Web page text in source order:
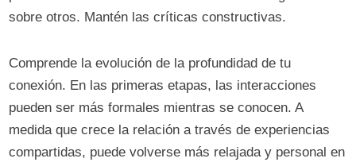
sobre otros. Mantén las críticas constructivas.
Comprende la evolución de la profundidad de tu
conexión. En las primeras etapas, las interacciones
pueden ser más formales mientras se conocen. A
medida que crece la relación a través de experiencias
compartidas, puede volverse más relajada y personal en